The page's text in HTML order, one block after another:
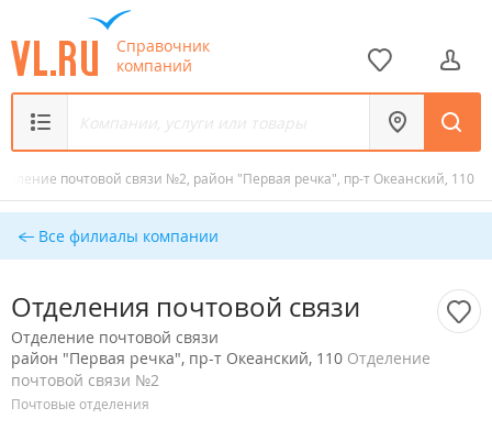
Справочник
компаний
почтовой связи №2, район "Первая речка", пр-т Океанский, 110
Все филиалы компании
Отделения почтовой связи
Отделение почтовой связи
район "Первая речка", пр-т Океанский, 110 Отделение
почтовой связи №2
Почтовые отделения